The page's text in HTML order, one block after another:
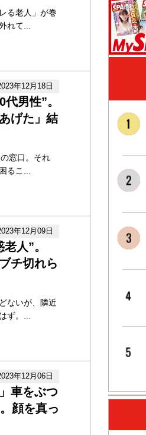
る老人」が巻
れて...
年12月18日
男性”。
げた」結
窓口。それ
るこ...
年12月09日
人”。
チ切れら
ないが、隣近
ず。...
年12月06日
車をぶつ
顔を真っ